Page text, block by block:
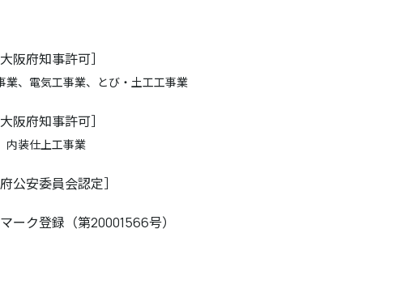
阪府知事許可］
業、電気工事業、とび・土工工事業
阪府知事許可］
内装仕上工事業
公安委員会認定］
ーク登録（第20001566号）